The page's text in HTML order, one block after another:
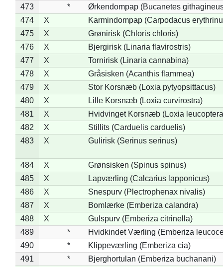
473
*
Ørkendompap (Bucanetes
474
X
Karmindompap (Carpodacus
475
X
Grønirisk (Chloris chloris)
476
X
Bjergirisk (Linaria flavirostris)
477
X
Tornirisk (Linaria cannabina)
478
X
Gråsisken (Acanthis flammea)
479
X
Stor Korsnæb (Loxia pytyopsittacus)
480
X
Lille Korsnæb (Loxia curvirostra)
481
X
Hvidvinget Korsnæb (Loxia
482
X
Stillits (Carduelis carduelis)
483
X Gulirisk (Serinus serinus)
484 X
Grønsisken (Spinus spinus)
485
X
Lapværling (Calcarius lapponicus)
486
X
Snespurv (Plectrophenax nivalis)
487
X
Bomlærke (Emberiza calandra)
488
X
Gulspurv (Emberiza citrinella)
489
*
Hvidkindet Værling (Emberiza
490
*
Klippeværling (Emberiza cia)
491
* Bjerghortulan (Emberiza buchanani)